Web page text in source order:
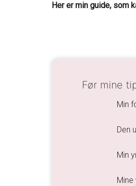
Her er min guide, som
Før mine
Min
Den
Min